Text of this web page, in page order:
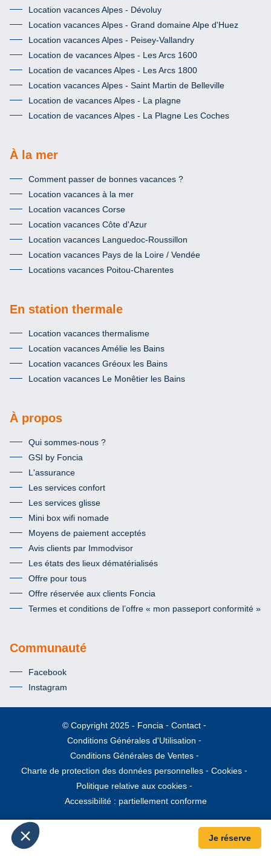
Je réserve
Location vacances Alpes - Dévoluy
Location vacances Alpes - Grand domaine Alpe d'Huez
Location vacances Alpes - Peisey-Vallandry
Location de vacances Alpes - Les Arcs 1600
Location de vacances Alpes - Les Arcs 1800
Location vacances Alpes - Saint Martin de Belleville
Location de vacances Alpes - La plagne
Location de vacances Alpes - La Plagne Les Coches
À la mer
Comment passer de bonnes vacances ?
Location vacances à la mer
Location vacances Corse
Location vacances Côte d'Azur
Location vacances Languedoc-Roussillon
Location vacances Pays de la Loire / Vendée
Locations vacances Poitou-Charentes
En station thermale
Location vacances thermalisme
Location vacances Amélie les Bains
Location vacances Gréoux les Bains
Location vacances Le Monêtier les Bains
À propos
Qui sommes-nous ?
GSI by Foncia
L'assurance
Les services confort
Les services glisse
Mini box wifi nomade
Moyens de paiement acceptés
Avis clients par Immodvisor
Les états des lieux dématérialisés
Offre pour tous
Offre réservée aux clients Foncia
Termes et conditions de l’offre « mon passeport conformité »
Communauté
Facebook
Instagram
© Copyright 2025 Foncia
Contact
Conditions Générales d'Utilisation
Conditions Générales de Ventes
Charte de protection des données personnelles
Cookies
Politique relative aux cookies
Accessibilité : partiellement conforme